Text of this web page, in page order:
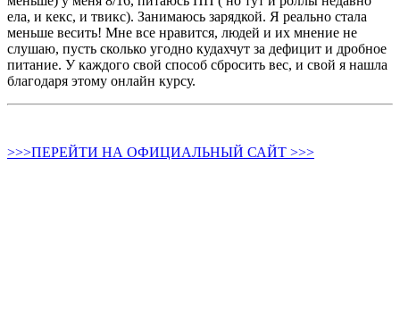
ела, и кекс, и твикс). Занимаюсь зарядкой. Я реально стала
меньше весить! Мне все нравится, людей и их мнение не
слушаю, пусть сколько угодно кудахчут за дефицит и дробное
питание. У каждого свой способ сбросить вес, и свой я нашла
благодаря этому онлайн курсу.
>>>ПЕРЕЙТИ НА ОФИЦИАЛЬНЫЙ САЙТ >>>